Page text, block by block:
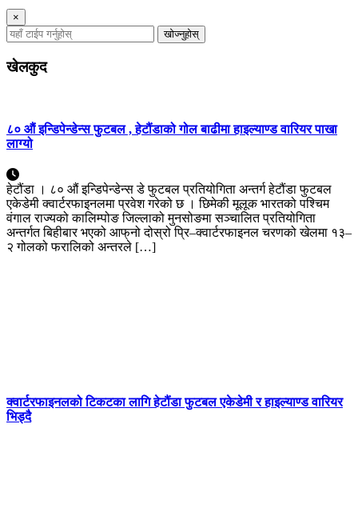
×
खोज्नुहोस्
खेलकुद
८० औं इन्डिपेन्डेन्स फुटबल , हेटौंडाको गोल बाढीमा हाइल्याण्ड वारियर पाखा
लाग्यो
हेटौंडा । ८० औं इन्डिपेन्डेन्स डे फुटबल प्रतियोगिता अन्तर्ग हेटौंडा फुटबल
एकेडेमी क्वार्टरफाइनलमा प्रवेश गरेको छ । छिमेकी मूलूक भारतको पश्चिम
वंगाल राज्यको कालिम्पोङ जिल्लाको मुनसोङमा सञ्चालित प्रतियोगिता
अन्तर्गत बिहीबार भएको आफ्‌नो दोस्रो प्रि–क्वार्टरफाइनल चरणको खेलमा १३–
२ गोलको फरालिको अन्तरले […]
क्वार्टरफाइनलको टिकटका लागि हेटौंडा फुटबल एकेडेमी र हाइल्याण्ड वारियर
भिड्दै